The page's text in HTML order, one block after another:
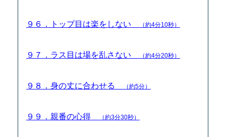
９６．トップ目は楽をしない （約4分10秒）
９７．ラス目は場を乱さない （約4分20秒）
９８．身の丈に合わせる （約5分）
９９．親番の心得 （約3分30秒）